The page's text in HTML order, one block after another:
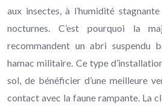
aux insectes, à l’humidité
nocturnes. C’est pourquoi la
recommandent un abri suspendu
hamac militaire. Ce type
sol, de bénéficier d’une meilleure
contact avec la faune rampante. La